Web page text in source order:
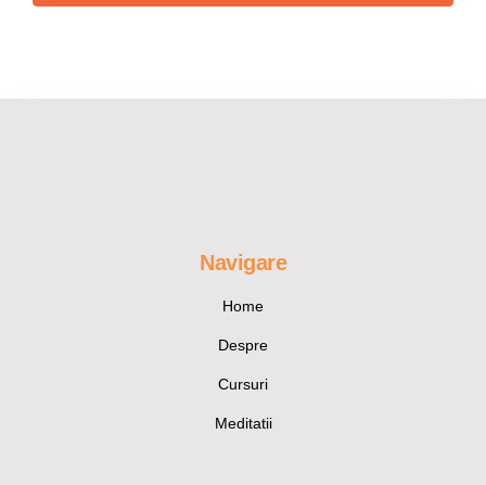
Navigare
Home
Despre
Cursuri
Meditatii